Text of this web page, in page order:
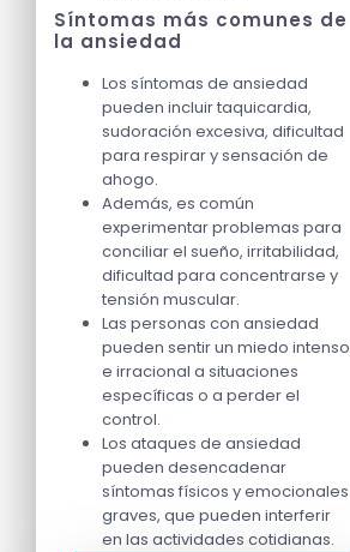
Síntomas más comunes de
la ansiedad
Los síntomas de ansiedad
pueden incluir taquicardia,
sudoración excesiva, dificultad
para respirar y sensación de
ahogo.
Además, es común
experimentar problemas para
conciliar el sueño, irritabilidad,
dificultad para concentrarse y
tensión muscular.
Las personas con ansiedad
pueden sentir un miedo intenso
e irracional a situaciones
específicas o a perder el
control.
Los ataques de ansiedad
pueden desencadenar
síntomas físicos y emocionales
graves, que pueden interferir
en las actividades cotidianas.